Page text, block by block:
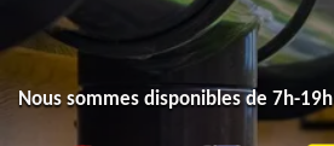
Nous sommes disponibles de 7h-19h